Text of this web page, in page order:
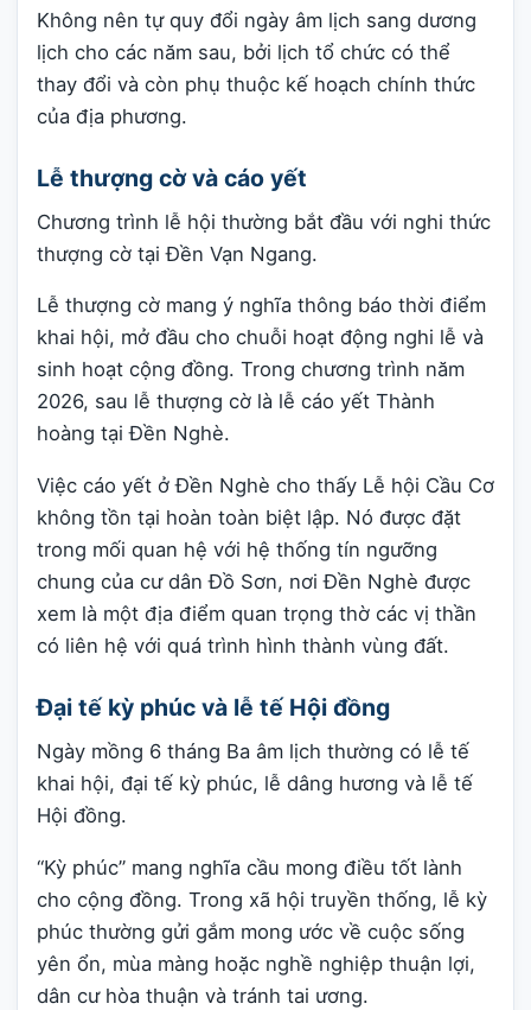
Không nên tự quy đổi ngày âm lịch sang dương
lịch cho các năm sau, bởi lịch tổ chức có thể
thay đổi và còn phụ thuộc kế hoạch chính thức
của địa phương.
Lễ thượng cờ và cáo yết
Chương trình lễ hội thường bắt đầu với nghi thức
thượng cờ tại Đền Vạn Ngang.
Lễ thượng cờ mang ý nghĩa thông báo thời điểm
khai hội, mở đầu cho chuỗi hoạt động nghi lễ và
sinh hoạt cộng đồng. Trong chương trình năm
2026, sau lễ thượng cờ là lễ cáo yết Thành
hoàng tại Đền Nghè.
Việc cáo yết ở Đền Nghè cho thấy Lễ hội Cầu Cơ
không tồn tại hoàn toàn biệt lập. Nó được đặt
trong mối quan hệ với hệ thống tín ngưỡng
chung của cư dân Đồ Sơn, nơi Đền Nghè được
xem là một địa điểm quan trọng thờ các vị thần
có liên hệ với quá trình hình thành vùng đất.
Đại tế kỳ phúc và lễ tế Hội đồng
Ngày mồng 6 tháng Ba âm lịch thường có lễ tế
khai hội, đại tế kỳ phúc, lễ dâng hương và lễ tế
Hội đồng.
“Kỳ phúc” mang nghĩa cầu mong điều tốt lành
cho cộng đồng. Trong xã hội truyền thống, lễ kỳ
phúc thường gửi gắm mong ước về cuộc sống
yên ổn, mùa màng hoặc nghề nghiệp thuận lợi,
dân cư hòa thuận và tránh tai ương.